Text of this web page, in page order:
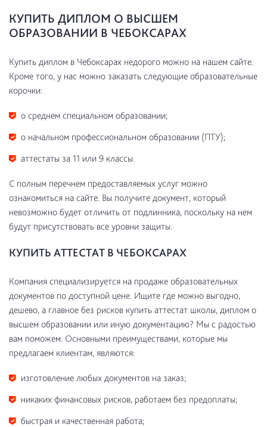
КУПИТЬ ДИПЛОМ О ВЫСШЕМ
ОБРАЗОВАНИИ В ЧЕБОКСАРАХ
Купить диплом в Чебоксарах недорого можно на нашем сайте.
Кроме того, у нас можно заказать следующие образовательные
корочки:
о среднем специальном образовании;
о начальном профессиональном образовании (ПТУ);
аттестаты за 11 или 9 классы.
С полным перечнем предоставляемых услуг можно
ознакомиться на сайте. Вы получите документ, который
невозможно будет отличить от подлинника, поскольку на нем
будут присутствовать все уровни защиты.
КУПИТЬ АТТЕСТАТ В ЧЕБОКСАРАХ
Компания специализируется на продаже образовательных
документов по доступной цене. Ищите где можно выгодно,
дешево, а главное без рисков купить аттестат школы, диплом о
высшем образовании или иную документацию? Мы с радостью
вам поможем. Основными преимуществами, которые мы
предлагаем клиентам, являются:
изготовление любых документов на заказ;
никаких финансовых рисков, работаем без предоплаты;
быстрая и качественная работа;